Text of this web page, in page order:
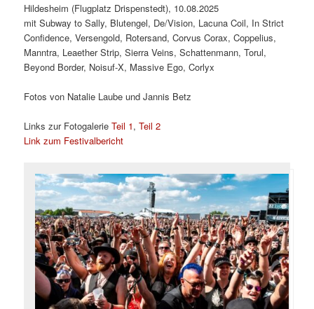
Hildesheim (Flugplatz Drispenstedt), 10.08.2025
mit Subway to Sally, Blutengel, De/Vision, Lacuna Coil, In Strict
Confidence, Versengold, Rotersand, Corvus Corax, Coppelius,
Manntra, Leaether Strip, Sierra Veins, Schattenmann, Torul,
Beyond Border, Noisuf-X, Massive Ego, Corlyx
Fotos von Natalie Laube und Jannis Betz
Links zur FotogalerieTeil 1,Teil 2
Link zum Festivalbericht